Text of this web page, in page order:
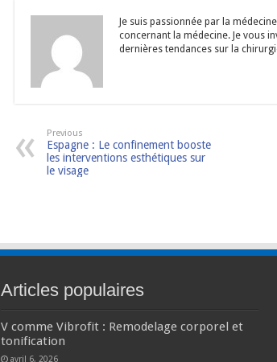
Je suis passionnée par la
concernant la médecine. Je vous
dernières tendances sur la
Previous
Espagne : Le confinement booste
les interventions esthétiques sur
le visage
Articles populaires
V comme Vibrofit : Remodelage corporel et
tonification
avril 6, 2026